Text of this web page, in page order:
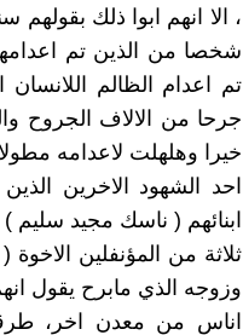
شخصا من الذين تم
تم اعدام الظالم
جرحا من الالاف الجروح
خيرا وهلهلت لاعدامه
احد الشهود الاخرين
ابنائهم ( ناسك مجيد سليم
ثلاثة من المؤنفلين
وزوجه الذي مابرح يقول
اناس من معدن اخر،